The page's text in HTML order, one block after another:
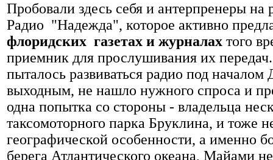
Пробовали здесь себя и антерпренеры
Радио "Надежда", которое активно
флоридских газетах и журналах того
приемник для прослушивания их
пыталось развиваться радио под
выходным, не нашло нужного спроса и
одна попытка со стороны - владельца
таксомоторного парка Бруклина, и тоже
географической особенности, а именно
берега Атлантического океана, Майами